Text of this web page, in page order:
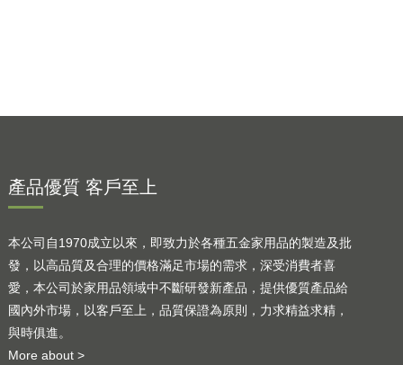
產品優質 客戶至上
本公司自1970成立以來，即致力於各種五金家用品的製造及批
發，以高品質及合理的價格滿足市場的需求，深受消費者喜
愛，本公司於家用品領域中不斷研發新產品，提供優質產品給
國內外市場，以客戶至上，品質保證為原則，力求精益求精，
與時俱進。
More about >